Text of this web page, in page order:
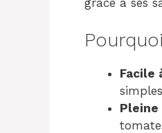
Facile
Pleine